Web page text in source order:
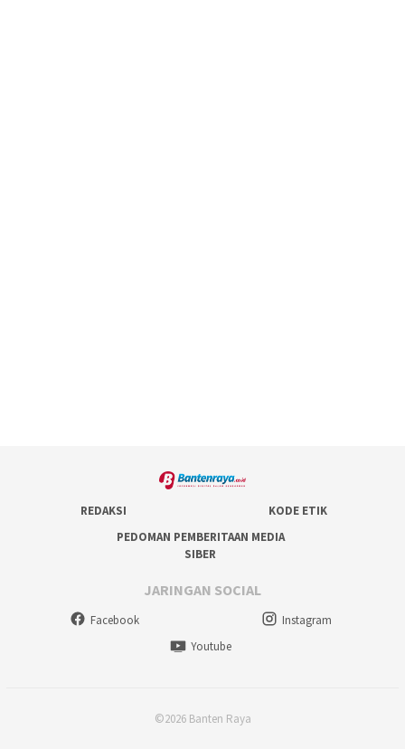
REDAKSI
KODE ETIK
PEDOMAN PEMBERITAAN MEDIA
SIBER
JARINGAN SOCIAL
Facebook
Instagram
Youtube
©2026 Banten Raya